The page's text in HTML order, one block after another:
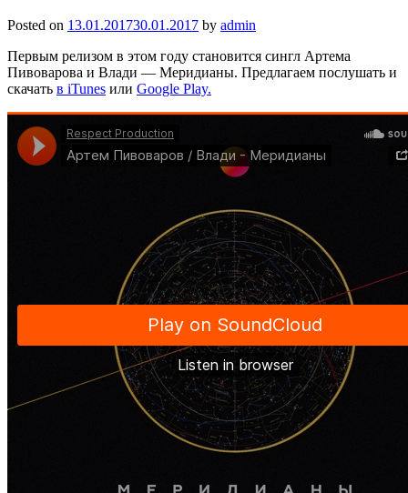
Posted on 13.01.201730.01.2017 by admin
Первым релизом в этом году становится сингл Артема
Пивоварова и Влади — Меридианы. Предлагаем послушать и
скачать в iTunes или Google Play.